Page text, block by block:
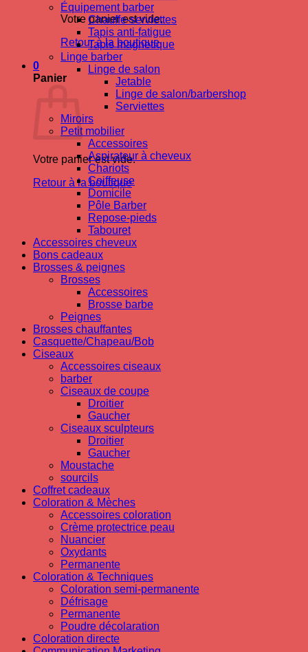
Votre panier est vide.
Retour à la boutique
0
Panier
Votre panier est vide.
Retour à la boutique
Équipement barber
Chauffe-serviettes
Tapis anti-fatigue
Tapis magnetique
Linge barber
Linge de salon
Jetable
Linge de salon/barbershop
Serviettes
Miroirs
Petit mobilier
Accessoires
Aspirateur à cheveux
Chariots
Coiffeuse
Domicile
Pôle Barber
Repose-pieds
Tabouret
Accessoires cheveux
Bons cadeaux
Brosses & peignes
Brosses
Accessoires
Brosse barbe
Peignes
Brosses chauffantes
Casquette/Chapeau/Bob
Ciseaux
Accessoires ciseaux
barber
Ciseaux de coupe
Droitier
Gaucher
Ciseaux sculpteurs
Droitier
Gaucher
Moustache
sourcils
Coffret cadeaux
Coloration & Mèches
Accessoires coloration
Crème protectrice peau
Nuancier
Oxydants
Permanente
Coloration & Techniques
Coloration semi-permanente
Défrisage
Permanente
Poudre décolaration
Coloration directe